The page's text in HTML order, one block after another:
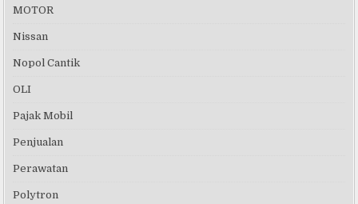
MOTOR
Nissan
Nopol Cantik
OLI
Pajak Mobil
Penjualan
Perawatan
Polytron